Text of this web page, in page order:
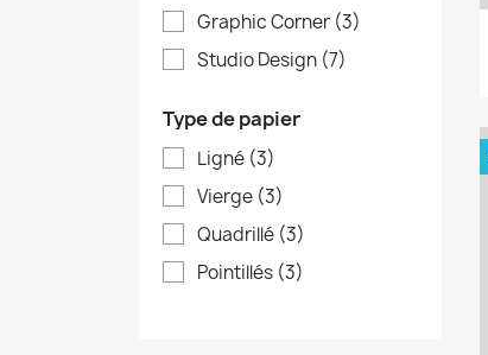
Graphic Corner (3)
Studio Design (7)
Type de papier
Ligné (3)
Vierge (3)
Quadrillé (3)
Pointillés (3)